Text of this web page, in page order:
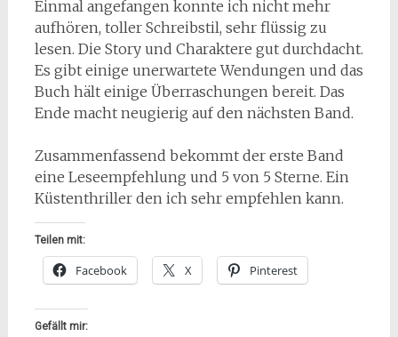
Einmal angefangen konnte ich nicht mehr
aufhören, toller Schreibstil, sehr flüssig zu
lesen. Die Story und Charaktere gut durchdacht.
Es gibt einige unerwartete Wendungen und das
Buch hält einige Überraschungen bereit. Das
Ende macht neugierig auf den nächsten Band.
Zusammenfassend bekommt der erste Band
eine Leseempfehlung und 5 von 5 Sterne. Ein
Küstenthriller den ich sehr empfehlen kann.
Teilen mit:
Facebook X Pinterest
Gefällt mir: